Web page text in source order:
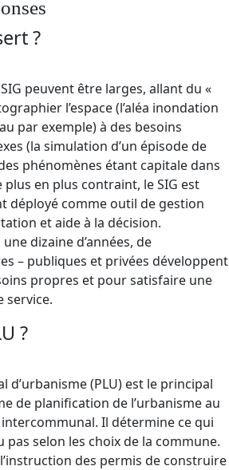
?
peuvent être larges, allant du «
l’espace (l’aléa inondation
par exemple) à des besoins
(la simulation d’un épisode de
phénomènes étant capitale dans
en plus contraint, le SIG est
déployé comme outil de gestion
et aide à la décision.
dizaine d’années, de
– publiques et privées développent
propres et pour satisfaire une
service.
?
d’urbanisme (PLU) est le principal
de planification de l’urbanisme au
Il détermine ce qui
selon les choix de la commune.
des permis de construire